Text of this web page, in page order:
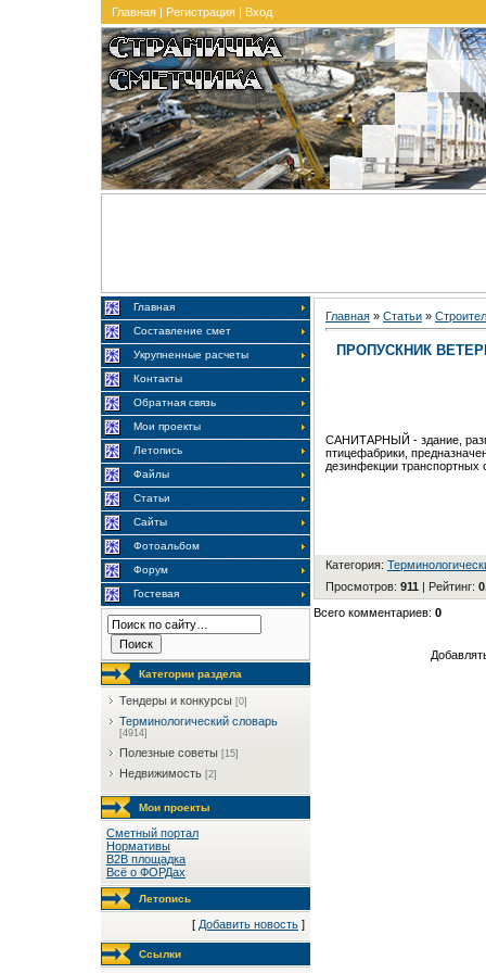
Главная | Регистрация | Вход
Главная
Составление смет
Укрупненные расчеты
Контакты
Обратная связь
Мои проекты
Летопись
Файлы
Статьи
Сайты
Фотоальбом
Форум
Гостевая
Категории раздела
Тендеры и конкурсы [0]
Терминологический словарь
[4914]
Полезные советы [15]
Недвижимость [2]
Мои проекты
Сметный портал
Нормативы
B2B площадка
Всё о ФОРДах
Летопись
[ Добавить новость ]
Ссылки
Главная » Статьи »
ПРОПУСКНИК
CАНИТАРНЫЙ - здание,
птицефабрики,
дезинфекции транспортных
Категория:
Просмотров: 911 | Рейтинг:
Всего комментариев: 0